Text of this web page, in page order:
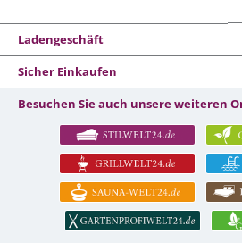
Ladengeschäft
Sicher Einkaufen
Besuchen Sie auch unsere weiteren